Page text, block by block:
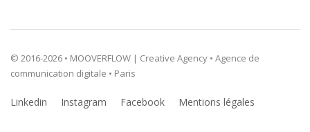
© 2016-2026 • MOOVERFLOW | Creative Agency • Agence de
communication digitale • Paris
Linkedin Instagram Facebook Mentions légales